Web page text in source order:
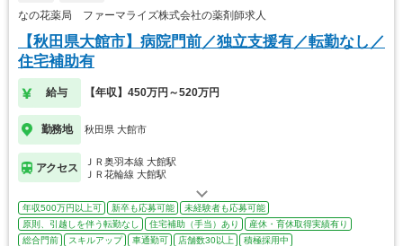
なの花薬局 ファーマライズ株式会社の薬剤師求人
【秋田県大館市】病院門前／独立支援有／転勤なし／
住宅補助有
給与 【年収】450万円～520万円
勤務地 秋田県 大館市
アクセス
ＪＲ奥羽本線 大館駅
ＪＲ花輪線 大館駅
年収500万円以上可 新卒も応募可能
未経験者も応募可能
原則、引越しを伴う転勤なし
住宅補助（手当）あり
産休・育休取得実績有り
総合門前
スキルアップ 車通勤可 店舗数30以上 積極採用中